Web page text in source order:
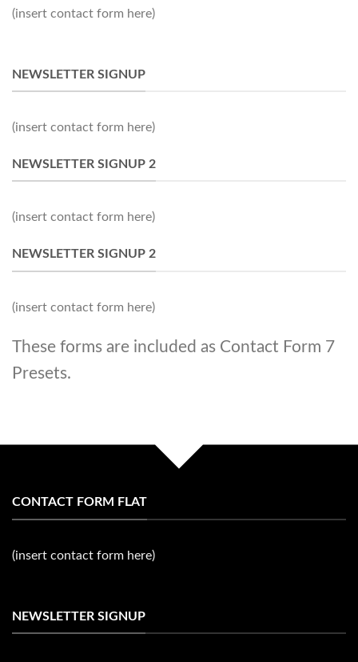
(insert contact form here)
NEWSLETTER SIGNUP
(insert contact form here)
NEWSLETTER SIGNUP 2
(insert contact form here)
NEWSLETTER SIGNUP 2
(insert contact form here)
These forms are included as Contact Form 7
Presets.
CONTACT FORM FLAT
(insert contact form here)
NEWSLETTER SIGNUP